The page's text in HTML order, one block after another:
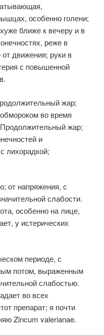
особенно голени;
ближе к вечеру и в
реже в
движения; руки в
с повышенной
жар;
во время
жар;
и
лихорадкой;
от напряжения, с
слабости.
особенно на лице,
у истерических
периоде, с
потом, выраженным
слабостью.
во всех
препарат; я почти
Zincum valerianae.